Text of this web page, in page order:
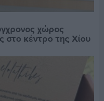
χώρος
στο κέντρο της Χίου